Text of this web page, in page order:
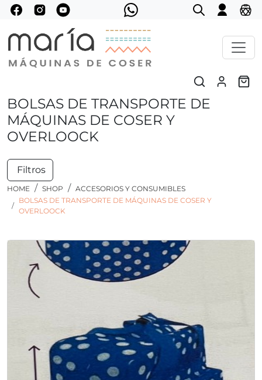
BOLSAS DE TRANSPORTE DE
MÁQUINAS DE COSER Y
OVERLOOCK
Filtros
HOME SHOP
ACCESORIOS Y CONSUMIBLES
BOLSAS DE TRANSPORTE DE MÁQUINAS DE COSER Y
OVERLOOCK